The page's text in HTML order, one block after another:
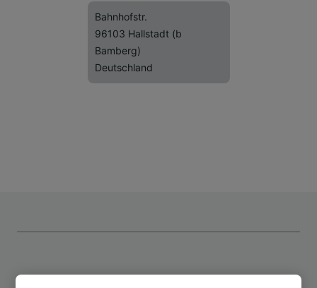
Bahnhofstr.
96103 Hallstadt (b
Bamberg)
Deutschland